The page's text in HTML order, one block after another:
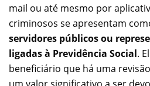
mail ou até mesmo por
criminosos se apresentam
servidores públicos ou
ligadas à Previdência Social.
beneficiário que há uma